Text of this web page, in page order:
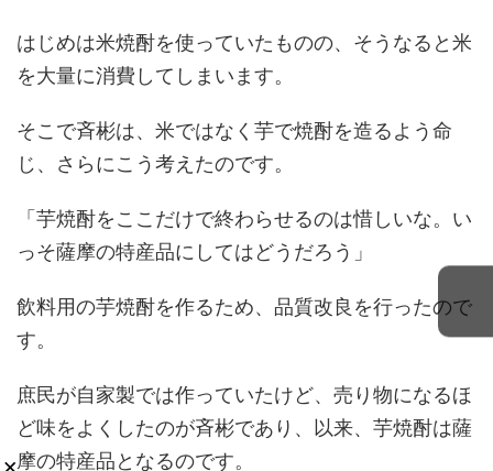
はじめは米焼酎を使っていたものの、そうなると米
を大量に消費してしまいます。
そこで斉彬は、米ではなく芋で焼酎を造るよう命
じ、さらにこう考えたのです。
「芋焼酎をここだけで終わらせるのは惜しいな。い
っそ薩摩の特産品にしてはどうだろう」
飲料用の芋焼酎を作るため、品質改良を行ったので
す。
庶民が自家製では作っていたけど、売り物になるほ
ど味をよくしたのが斉彬であり、以来、芋焼酎は薩
摩の特産品となるのです。